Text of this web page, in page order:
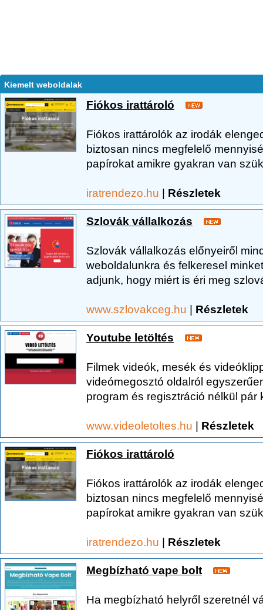
Kiemelt weboldalak
Fiókos irattároló
Fiókos irattárolók az irodák
biztosan nincs megfelelő
papírokat amikre gyakran van
iratrendezo.hu | Részletek
Szlovák vállalkozás
Szlovák vállalkozás előnyeiről
weboldalunkra és felkeresel
adjunk, hogy miért is éri meg
www.szlovakceg.hu | Részletek
Youtube letöltés
Filmek videók, mesék és
videómegosztó oldalról
program és regisztráció nélkül pár
www.videoletoltes.hu | Részletek
Fiókos irattároló
Fiókos irattárolók az irodák
biztosan nincs megfelelő
papírokat amikre gyakran van
iratrendezo.hu | Részletek
Megbízható vape bolt
Ha megbízható helyről szeretnél